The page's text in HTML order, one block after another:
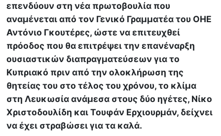
επενδύουν στη νέα πρωτοβουλία που
αναμένεται από τον Γενικό Γραμματέα του ΟΗΕ
Αντόνιο Γκουτέρες, ώστε να επιτευχθεί
πρόοδος που θα επιτρέψει την επανέναρξη
ουσιαστικών διαπραγματεύσεων για το
Κυπριακό πριν από την ολοκλήρωση της
θητείας του στο τέλος του χρόνου, το κλίμα
στη Λευκωσία ανάμεσα στους δύο ηγέτες, Νίκο
Χριστοδουλίδη και Τουφάν Ερχιουρμάν, δείχνει
να έχει στραβώσει για τα καλά.